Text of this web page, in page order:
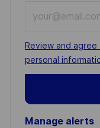
Email
address
(Required)
Required
Review and
personal
Manage alerts